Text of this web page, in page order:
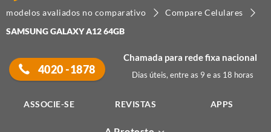
modelos avaliados no comparativo
Compare Celulares
SAMSUNG GALAXY A12 64GB
4020 -1878
Chamada para rede fixa nacional
Dias úteis, entre as 9 e as 18 horas
ASSOCIE-SE REVISTAS APPS